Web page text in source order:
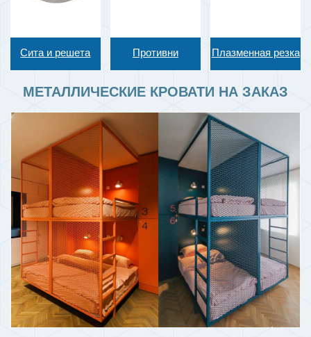
Сита и решета Противни Плазменная резка
МЕТАЛЛИЧЕСКИЕ КРОВАТИ НА ЗАКАЗ